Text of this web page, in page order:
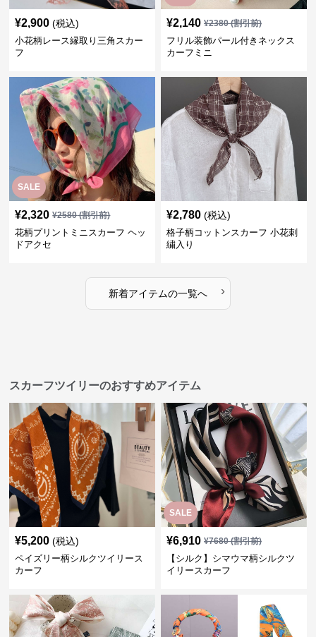
¥2,900 (税込)
小花柄レース縁取り三角スカー
フ
¥2,140 ¥2380(割引前)
フリル装飾パール付きネックス
カーフミニ
SALE
¥2,320 ¥2580(割引前)
花柄プリントミニスカーフ ヘッ
ドアクセ
¥2,780 (税込)
格子柄コットンスカーフ 小花刺
繍入り
新着アイテムの一覧へ ›
スカーフツイリーのおすすめアイテム
¥5,200 (税込)
ペイズリー柄シルクツイリース
カーフ
SALE
¥6,910 ¥7680(割引前)
【シルク】シマウマ柄シルクツ
イリースカーフ